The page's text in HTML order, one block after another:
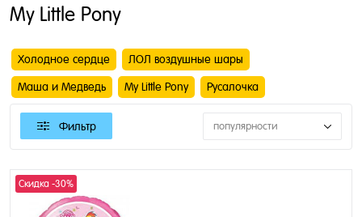
My Little Pony
Холодное сердце ЛОЛ воздушные шары
Маша и Медведь My Little Pony Русалочка
Фильтр популярности
Скидка -30%